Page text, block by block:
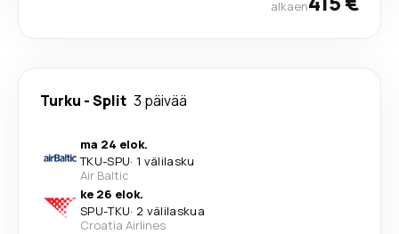
alkaen
Turku -Split 3 päivää
ma 24 elok.
TKU-SPU· 1 välilasku
Air Baltic
ke 26 elok.
SPU-TKU· 2 välilaskua
Croatia Airlines